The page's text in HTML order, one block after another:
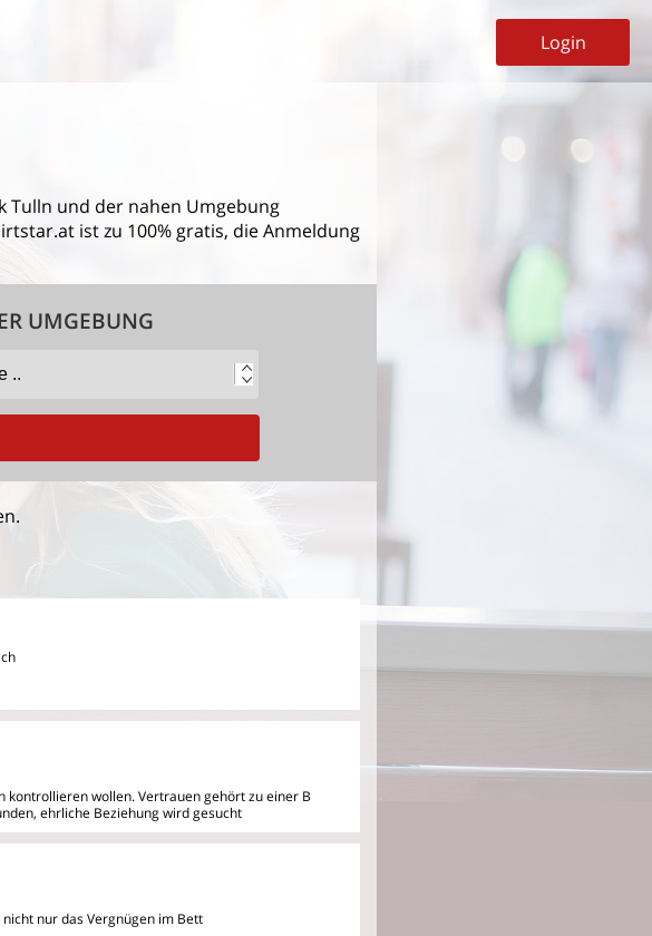
Login
Tulln und der nahen Umgebung
ist zu 100% gratis, die Anmeldung
UMGEBUNG
kontrollieren wollen. Vertrauen gehört zu einer B
ehrliche Beziehung wird gesucht
nur das Vergnügen im Bett